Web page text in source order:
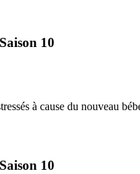
10
à cause du nouveau
10